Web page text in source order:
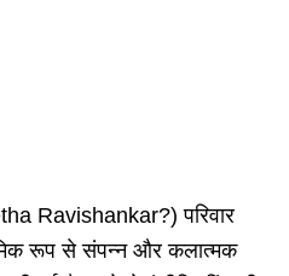
Ravishankar?) परिवार
रूप से संपन्न और कलात्मक